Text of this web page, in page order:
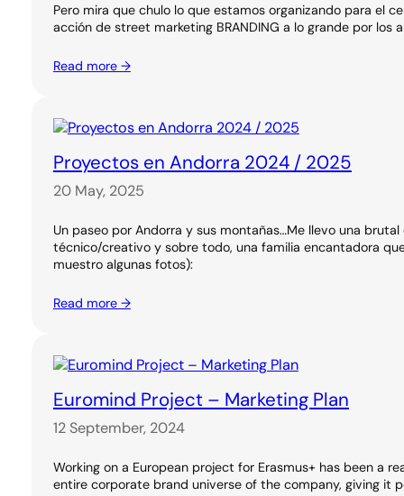
Pero mira que chulo lo que estamos organizando para el
acción de street marketing BRANDING a lo grande por
Read more →
Proyectos en Andorra 2024 / 2025
20 May, 2025
Un paseo por Andorra y sus montañas…Me llevo una
técnico/creativo y sobre todo, una familia encantadora
muestro algunas fotos):
Read more →
Euromind Project – Marketing Plan
12 September, 2024
Working on a European project for Erasmus+ has been a
entire corporate brand universe of the company, giving it